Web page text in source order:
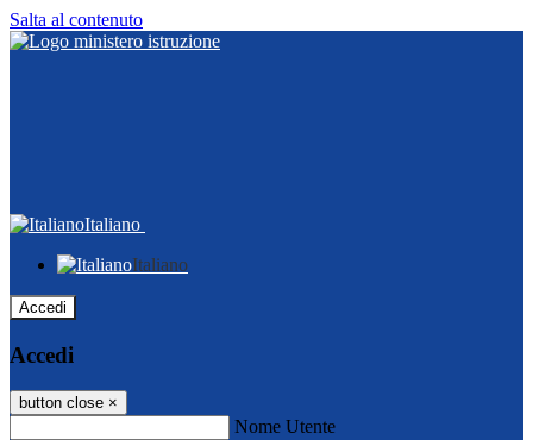
Salta al contenuto
Italiano
Italiano
Accedi
Accedi
button close ×
Nome Utente